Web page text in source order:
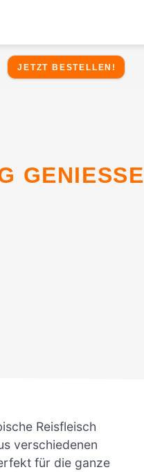
JETZT BESTELLEN!
GENIESSEN
Reisfleisch
verschiedenen
für die ganze